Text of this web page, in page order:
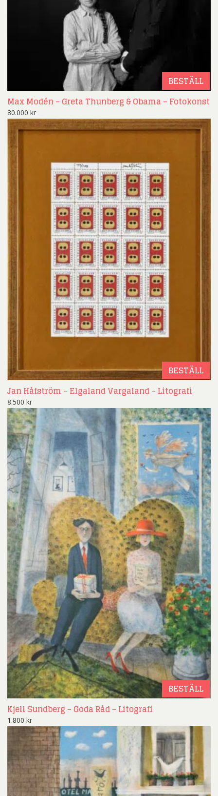
BESTÄLL
Max Modén – Greta Thunberg & Obama – Fotokonst
80.000 kr
BESTÄLL
Jan Håfström – Elgaland Vargaland – Litografi
8.500 kr
BESTÄLL
Kjell Sundberg – Goda Råd – Litografi
1.800 kr